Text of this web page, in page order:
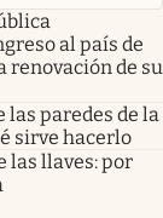
al país de
renovación de su
paredes de la
sirve hacerlo
las llaves: por
pestañapestaña
en nueva pestaña